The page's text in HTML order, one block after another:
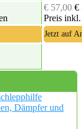
€ 57,00 €
Preis
Jetzt auf
Dämpfer und